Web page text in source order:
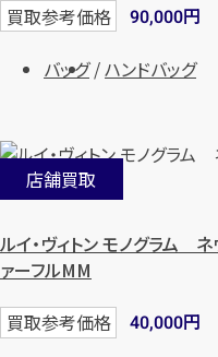
買取参考価格 90,000円
バッグ ハンドバッグ
店舗買取
ルイ・ヴィトン モノグラム ネ
ァーフルMM
買取参考価格 40,000円